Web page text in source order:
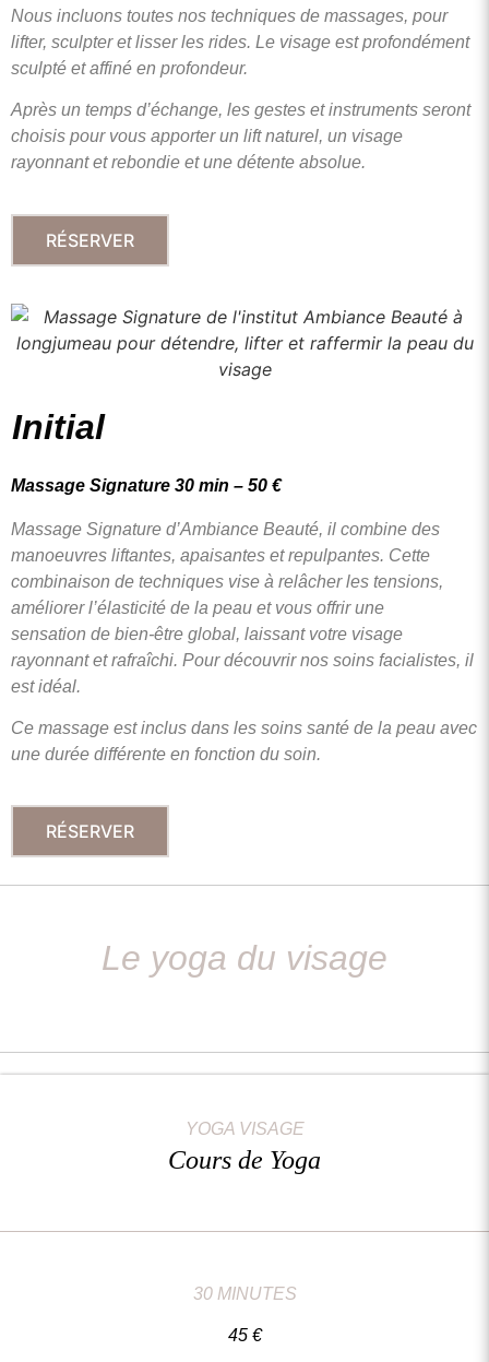
Nous incluons toutes nos techniques de massages, pour
lifter, sculpter et lisser les rides. Le visage est profondément
sculpté et affiné en profondeur.
Après un temps d’échange, les gestes et instruments seront
choisis pour vous apporter un lift naturel, un visage
rayonnant et rebondie et une détente absolue.
RÉSERVER
Initial
Massage Signature 30 min – 50 €
Massage Signature d’Ambiance Beauté, il combine des
manoeuvres liftantes, apaisantes et repulpantes. Cette
combinaison de techniques vise à relâcher les tensions,
améliorer l’élasticité de la peau et vous offrir une
sensation de bien-être global, laissant votre visage
rayonnant et rafraîchi. Pour découvrir nos soins facialistes, il
est idéal.
Ce massage est inclus dans les soins santé de la peau avec
une durée différente en fonction du soin.
RÉSERVER
Le yoga du visage
YOGA VISAGE
Cours de Yoga
30 MINUTES
45 €